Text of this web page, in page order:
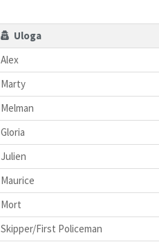
Uloga
Alex
Marty
Melman
Gloria
Julien
Maurice
Mort
Skipper/First Policeman